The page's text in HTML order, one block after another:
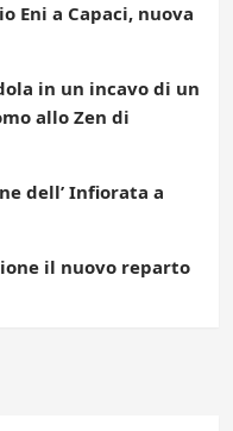
Eni a Capaci, nuova
in un incavo di un
allo Zen di
dell’ Infiorata a
il nuovo reparto